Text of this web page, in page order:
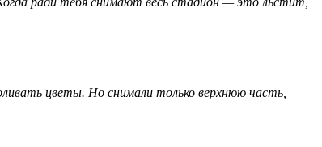
цветы. Но снимали только верхнюю часть,